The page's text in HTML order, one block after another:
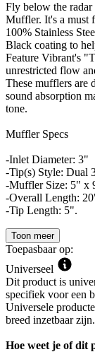
Fly below the
Muffler. It's a must
100% Stainless
Black coating to
Feature Vibrant's
unrestricted flow
These mufflers are
sound absorption
tone.
Muffler Specs
-Inlet Diameter: 3"
-Tip(s) Style: Dual
-Muffler Size: 5" x
-Overall Length:
-Tip Length: 5".
Toon meer
Toepasbaar op:
Universeel
Dit product is
specifiek voor een
Universele
breed inzetbaar zijn.
Hoe weet je of dit